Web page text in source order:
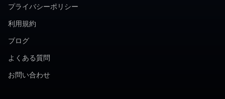
プライバシーポリシー
利用規約
ブログ
よくある質問
お問い合わせ